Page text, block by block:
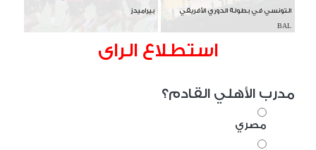
التونسي في بطولة الدوري الأفريقي
BAL
بيراميدز
استطلاع الراى
مدرب الأهلي القادم؟
مصري